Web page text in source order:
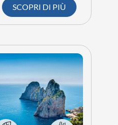
21/09/2026
- Palermo -
- Marsala - Agrigento
- Catania -
Etna - Cefalù